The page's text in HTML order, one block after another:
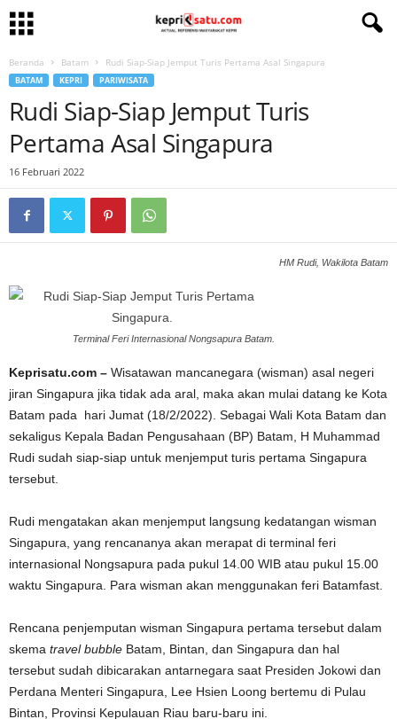
Beranda Batam Rudi Siap-Siap Jemput Turis Pertama Asal Singapura
BATAM KEPRI PARIWISATA
Rudi Siap-Siap Jemput Turis
Pertama Asal Singapura
16 Februari 2022
HM Rudi, Wakilota Batam
Terminal Feri Internasional Nongsapura Batam.
Keprisatu.com – Wisatawan mancanegara (wisman) asal negeri
jiran Singapura jika tidak ada aral, maka akan mulai datang ke Kota
Batam pada hari Jumat (18/2/2022). Sebagai Wali Kota Batam dan
sekaligus Kepala Badan Pengusahaan (BP) Batam, H Muhammad
Rudi sudah siap-siap untuk menjemput turis pertama Singapura
tersebut.
Rudi mengatakan akan menjemput langsung kedatangan wisman
Singapura, yang rencananya akan merapat di terminal feri
internasional Nongsapura pada pukul 14.00 WIB atau pukul 15.00
waktu Singapura. Para wisman akan menggunakan feri Batamfast.
Rencana penjemputan wisman Singapura pertama tersebut dalam
skema travel bubble Batam, Bintan, dan Singapura dan hal
tersebut sudah dibicarakan antarnegara saat Presiden Jokowi dan
Perdana Menteri Singapura, Lee Hsien Loong bertemu di Pulau
Bintan, Provinsi Kepulauan Riau baru-baru ini.